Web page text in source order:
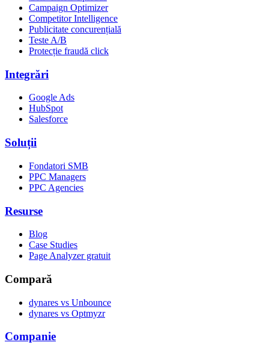
Campaign Optimizer
Competitor Intelligence
Publicitate concurențială
Teste A/B
Protecție fraudă click
Integrări
Google Ads
HubSpot
Salesforce
Soluții
Fondatori SMB
PPC Managers
PPC Agencies
Resurse
Blog
Case Studies
Page Analyzer gratuit
Compară
dynares vs Unbounce
dynares vs Optmyzr
Companie